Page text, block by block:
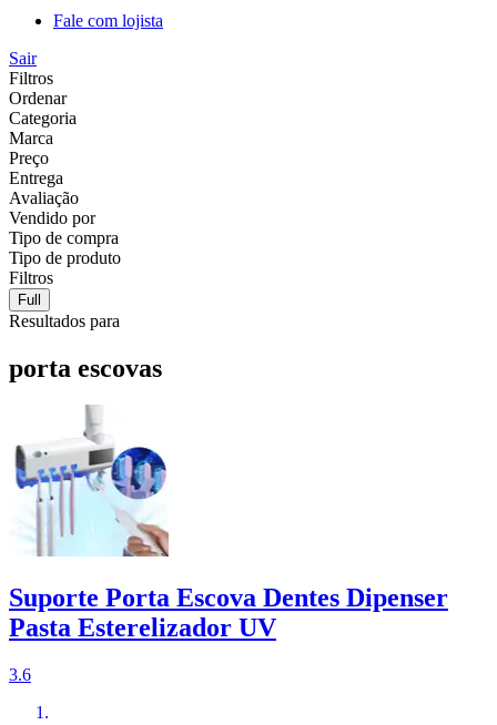
Fale com lojista
Sair
Filtros
Ordenar
Categoria
Marca
Preço
Entrega
Avaliação
Vendido por
Tipo de compra
Tipo de produto
Filtros
Full
Resultados para
porta escovas
Suporte Porta Escova Dentes Dipenser
Pasta Esterelizador UV
3.6